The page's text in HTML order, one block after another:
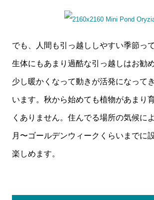
でも、人間も引っ越ししやすい季節っ
生体にもあまり過酷な引っ越しはお勧
少し暖かくなって動きが活発になって
います。秋から始めても植物があまり
くありません。住んでる場所の気候に
月〜ゴールデンウィークくらいまでに
楽しめます。